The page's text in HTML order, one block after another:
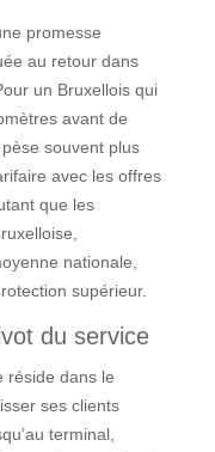
promesse
au retour dans
un Bruxellois qui
avant de
souvent plus
avec les offres
que les
nationale,
supérieur.
du service
réside dans le
ses clients
terminal,